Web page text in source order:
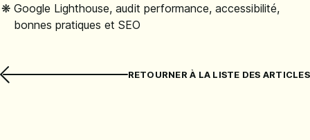
Google Lighthouse, audit performance, accessibilité,
bonnes pratiques et SEO
RETOURNER À LA LISTE DES ARTICLES